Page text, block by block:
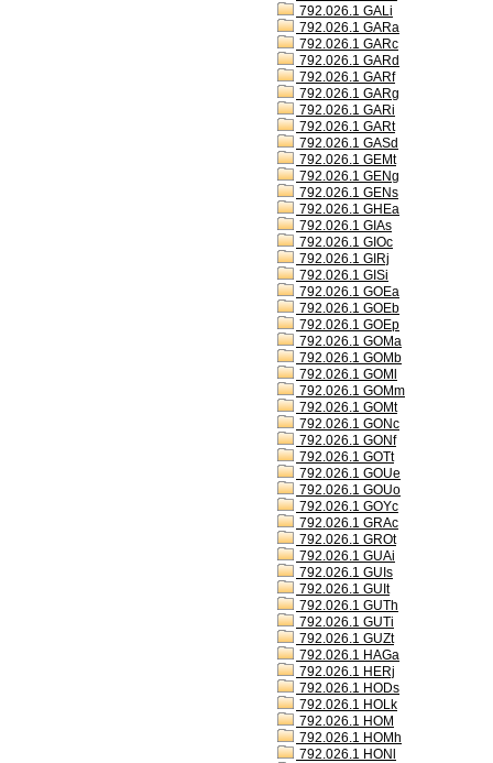
792.026.1 GALi
792.026.1 GARa
792.026.1 GARc
792.026.1 GARd
792.026.1 GARf
792.026.1 GARg
792.026.1 GARi
792.026.1 GARt
792.026.1 GASd
792.026.1 GEMt
792.026.1 GENg
792.026.1 GENs
792.026.1 GHEa
792.026.1 GIAs
792.026.1 GIOc
792.026.1 GIRj
792.026.1 GISi
792.026.1 GOEa
792.026.1 GOEb
792.026.1 GOEp
792.026.1 GOMa
792.026.1 GOMb
792.026.1 GOMl
792.026.1 GOMm
792.026.1 GOMt
792.026.1 GONc
792.026.1 GONf
792.026.1 GOTt
792.026.1 GOUe
792.026.1 GOUo
792.026.1 GOYc
792.026.1 GRAc
792.026.1 GROt
792.026.1 GUAi
792.026.1 GUIs
792.026.1 GUIt
792.026.1 GUTh
792.026.1 GUTi
792.026.1 GUZt
792.026.1 HAGa
792.026.1 HERj
792.026.1 HODs
792.026.1 HOLk
792.026.1 HOM
792.026.1 HOMh
792.026.1 HONl